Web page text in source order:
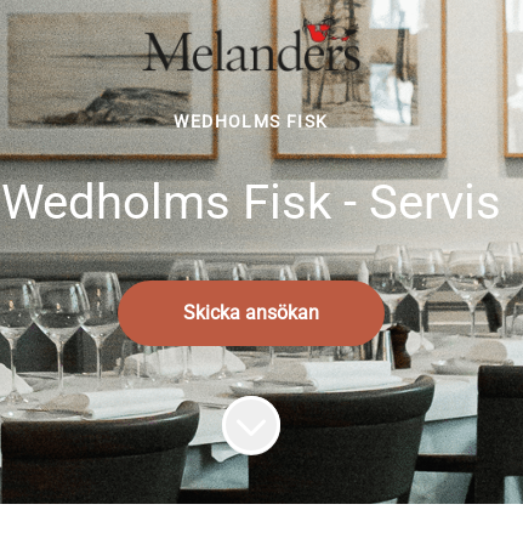
WEDHOLMS FISK
Wedholms Fisk - Servis
Skicka ansökan